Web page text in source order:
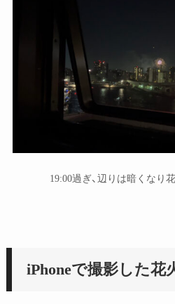
19:00過ぎ、辺りは暗くなり
iPhoneで撮影した花